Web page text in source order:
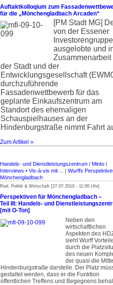
Auftaktkolloqium zum
für die „Mönchengladbach Arcaden“
[PM Stadt MG]
von der Essener
ausgelobte und
Zusammenarbeit
der Stadt und der
Entwicklungsgesellschaft
durchzuführende
Fassadenwettbewerb für das
geplante Einkaufszentrum am
Standort des ehemaligen
Schauspielhauses an der
Hindenburgstraße nimmt Fahrt
Zum Artikel »
Handels- und Dienstleistungszentrum / Minto |
Interviews • Vis-à-vis mit ...
| Wurffs
Mönchengladbach
Red. Politik & Wirtschaft [27.07.2010 - 11:00 Uhr]
Perspektiven für Mönchenglad­bach –
Teil III: Handels- und
[mit O-Ton]
Neben den
wirtschaftlichen
Aspekten des
sieht Wurff Vorteile
durch die
des neuen
der quasi die
Hindenburgstraße darstelle. Der Platz
gestaltet werden, dass er die Funktion
öffentlichen Treffens und Begegnens